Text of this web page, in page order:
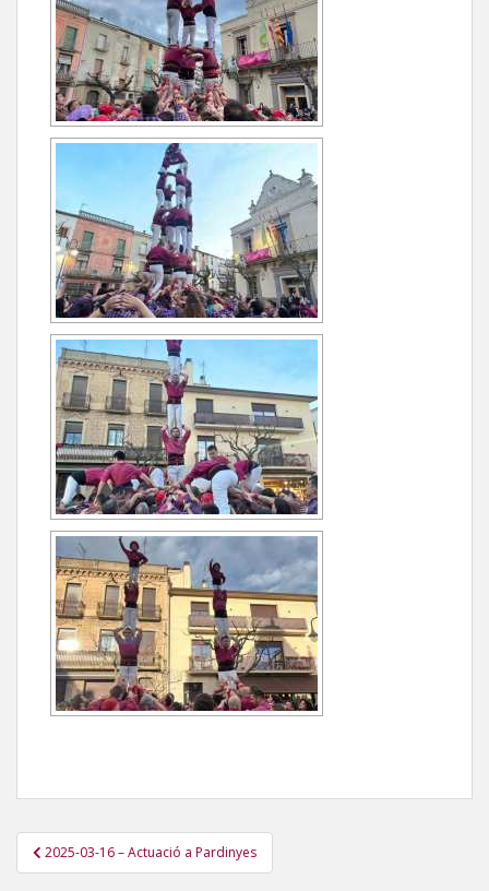
Navegació
d'entrades
2025-03-16 – Actuació a Pardinyes